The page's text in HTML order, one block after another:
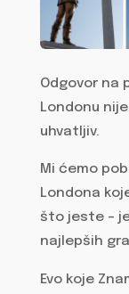
Odgovor na
Londonu
uhvatljiv.
Mi ćemo
Londona
što jeste –
najlepših
Evo koje